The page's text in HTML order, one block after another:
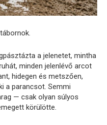
a jelenetet, mintha
minden jelenlévő arcot
hidegen és metszően,
a parancsot. Semmi
— csak olyan súlyos
körülötte.